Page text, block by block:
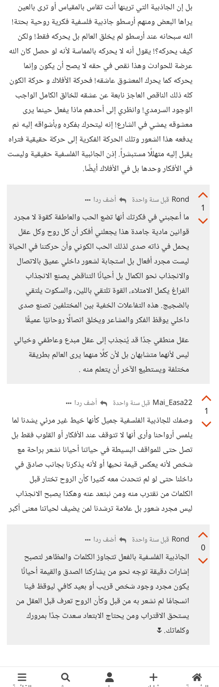
بل إن الجاذبية التي ترينها أنت تقاس بالمقياس أو ترى بالعين
يراها البعض ومنهم أرسطو جاذبية فلسفية فكرية روحية بحتة!
الله سبحانه عند أرسطو لم يخلق العالم بل يحركه فقط! ولكن
كيف يحركه؟! يقول أنه لا يحركه بالمماسة لأنه لو حصل كان الله
عرضة للحوادث وهذا نقص في حقه لا يصح أن يكون وإنما
يحركه كما يحرك المعشوق عاشقه! فحركة الأفلاك و حركة الكون
كله ذلك الناقص العاجز نابعة عن عشقه للخالق الكامل الواجب
الوجود السرمدي! وانظري إلى أحدهم ماذا يفعل حينما يرى
معشوقه يمشي في الشارع! إنه ليتحرك بفكره وبأشواقه إليه ثم
يدفعه هذا الشعور وتلك الحركة الفكرية إلى حركة حقيقية فتراه
يقبل إليه متهللًا مستبشراً. إذن الجائبية الفلسفية حقيقية وليست
في الأفكار وحدها بل في الأفلاك أيضًا.
1
Rond قبل سنة واحدة أضف ردا
ما أعجبني في فكرتك أنها تضع الحب والعاطفة كقوة لا مجرد
قوانين مادية جامدة هذا يجعلني أفكر أن كل روح وكل عقل
يحمل في ذاته صدى لذلك الحب الكوني وأن حركتنا في الحياة
ليست مجرد أفعال بل استجابة لشعور داخلي عميق بالاتصال
والانجذاب نحو الكمال بل أحيانًا التناقض يصنع الانجذاب
الفراغ يكمل الامتلاء، القوة تلتقي باللين، والسكوت يلتقي
بالضجيج. هذه التفاعلات الخفية بين المختلفين تصنع صدى
داخلي يوقظ الفكر والمشاعر ويخلق اتصالًا روحانيًا عميقًا
عقل منطقي جدًا قد يُنجذب إلى عقل مبدع وعاطفي وخيالي
ليس لأنهما متشابهان بل لأن كلًا منهما يرى العالم بطريقة
مختلفة ويستطيع الآخر أن يتعلم منه .
1
Mai_Easa22 قبل سنة واحدة أضف ردا
وصفك للجاذبية الفلسفية جميل كأنها خيط غير مرئي يشدنا لما
يلمس أرواحنا وأرى أنها لا تتوقف عند الأفكار أو القلوب فقط بل
تصل حتى للمواقف البسيطة في حياتنا أحيانا نشعر براحة مع
شخص لأنه يعكس قيمة نحبها أو لأنه يذكرنا بجانب صادق في
داخلنا حتى لو لم نتحدث معه كثيرا كأن الروح تختار قبل
الكلمات من نقترب منه ومن نبتعد عنه وهكذا يصبح الانجذاب
ليس مجرد شعور بل علامة ترشدنا لمن يضيف لحياتنا معنى أكبر
0
Rond قبل سنة واحدة أضف ردا
الجاذبية الفلسفية بالفعل تتجاوز الكلمات والمظاهر لتصبح
إشارات دقيقة توجه نحو من يشاركنا الصدق والقيمة أحيانًا
يكون مجرد وجود شخص قريب أو بعيد كافي ليوقظ فينا
انسجامًا لم نشعر به من قبل وكأن الروح تعرف قبل العقل من
يستحق الاقتراب ومن يحتاج الابتعاد سعدت جدًا بمرورك
وكلماتك.🌷